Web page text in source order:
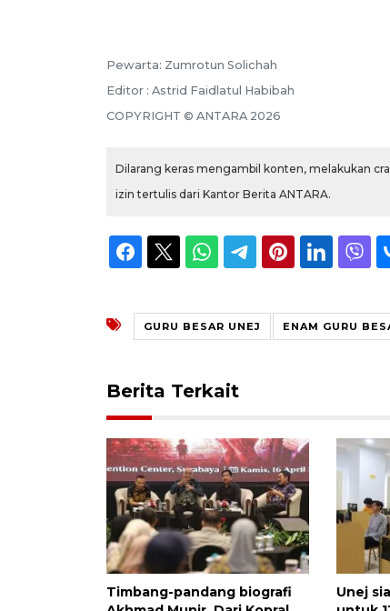
Pewarta: Zumrotun Solichah
Editor : Astrid Faidlatul Habibah
COPYRIGHT © ANTARA 2026
Dilarang keras mengambil konten, melakukan
izin tertulis dari Kantor Berita ANTARA.
GURU BESAR UNEJ ENAM GURU
Berita Terkait
Timbang-pandang biografi
Unej